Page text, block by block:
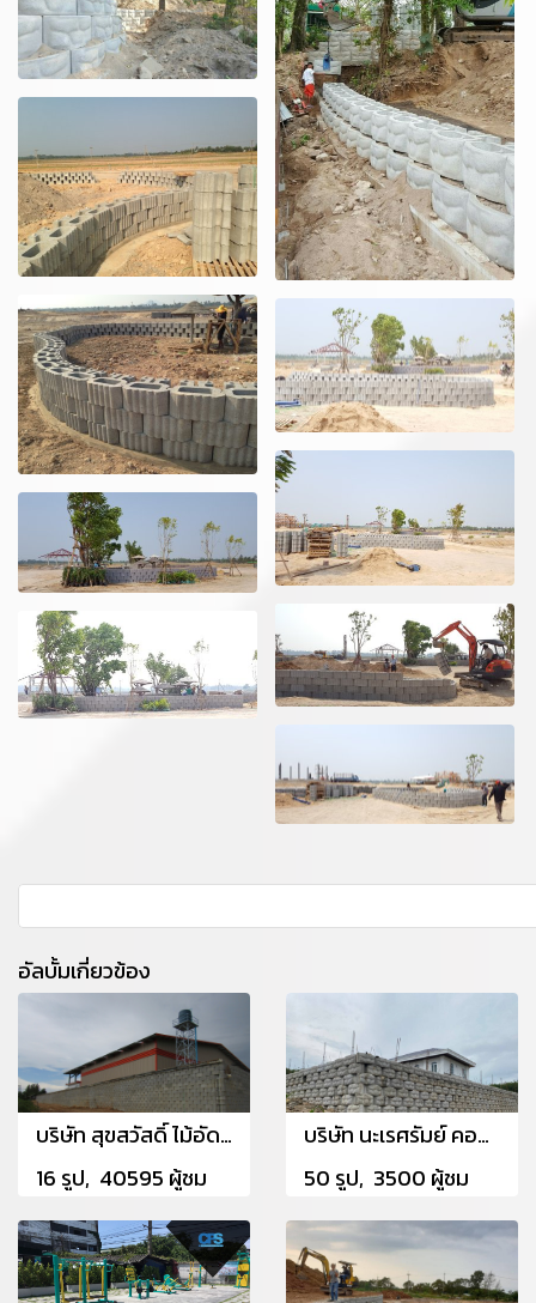
อัลบั้มเกี่ยวข้อง
บริษัท สุขสวัสดิ์ ไม้อัดไทย (สาขาพัทยา) จำกัด
16 รูป, 40595 ผู้ชม
บริษัท นะเรศรัมย์ คอนสตรัคชั่น จำกัด
50 รูป, 3500 ผู้ชม